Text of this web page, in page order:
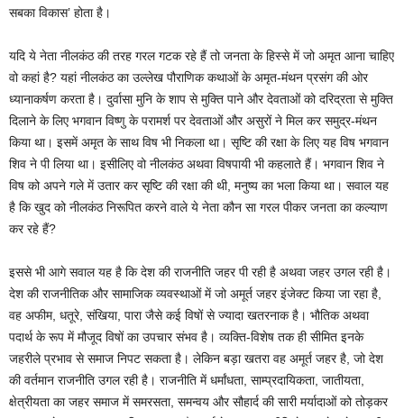
सबका विकास’ होता है।
यदि ये नेता नीलकंठ की तरह गरल गटक रहे हैं तो जनता के हिस्से में जो अमृत आना चाहिए
वो कहां है? यहां नीलकंठ का उल्लेख पौराणिक कथाओं के अमृत-मंथन प्रसंग की ओर
ध्यानाकर्षण करता है। दुर्वासा मुनि के शाप से मुक्ति पाने और देवताओं को दरिद्रता से मुक्ति
दिलाने के लिए भगवान विष्णु के परामर्श पर देवताओं और असुरों ने मिल कर समुद्र-मंथन
किया था। इसमें अमृत के साथ विष भी निकला था। सृष्टि की रक्षा के लिए यह विष भगवान
शिव ने पी लिया था। इसीलिए वो नीलकंठ अथवा विषपायी भी कहलाते हैं। भगवान शिव ने
विष को अपने गले में उतार कर सृष्टि की रक्षा की थी, मनुष्य का भला किया था। सवाल यह
है कि खुद को नीलकंठ निरूपित करने वाले ये नेता कौन सा गरल पीकर जनता का कल्याण
कर रहे हैं?
इससे भी आगे सवाल यह है कि देश की राजनीति जहर पी रही है अथवा जहर उगल रही है।
देश की राजनीतिक और सामाजिक व्यवस्थाओं में जो अमूर्त जहर इंजेक्ट किया जा रहा है,
वह अफीम, धतूरे, संखिया, पारा जैसे कई विषों से ज्यादा खतरनाक है। भौतिक अथवा
पदार्थ के रूप में मौजूद विषों का उपचार संभव है। व्यक्ति-विशेष तक ही सीमित इनके
जहरीले प्रभाव से समाज निपट सकता है। लेकिन बड़ा खतरा वह अमूर्त जहर है, जो देश
की वर्तमान राजनीति उगल रही है। राजनीति में धर्मांधता, साम्प्रदायिकता, जातीयता,
क्षेत्रीयता का जहर समाज में समरसता, समन्वय और सौहार्द की सारी मर्यादाओं को तोड़कर